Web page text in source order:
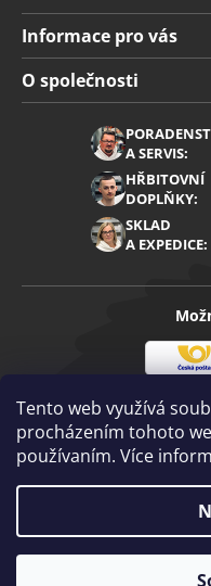
Tento web využívá
procházením tohoto
používaním. Více
Informace pro vás
Doprava a platba
Obchodní podmínky
Reklamace
Zpracování osobních údajů
O společnosti
A SERVIS:
HŘBITOVNÍ
DOPLŇKY:
SKLAD
A EXPEDICE:
pošta
Visa
Vytvořil